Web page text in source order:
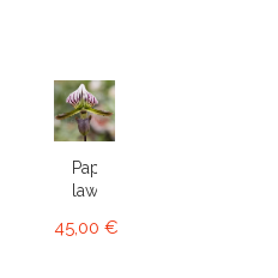
Paphiopedilum
lawrenceanum
45,00 €